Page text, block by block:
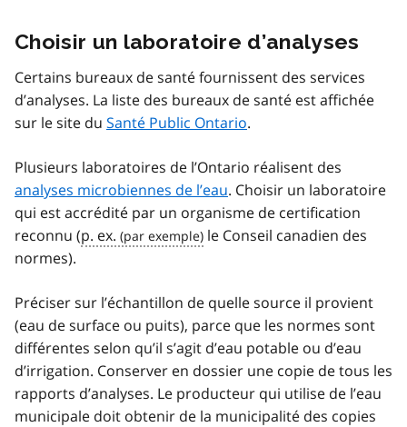
Choisir un laboratoire d’analyses
Certains bureaux de santé fournissent des services
d’analyses. La liste des bureaux de santé est affichée
sur le site du Santé Public Ontario.
Plusieurs laboratoires de l’Ontario réalisent des
analyses microbiennes de l’eau. Choisir un laboratoire
qui est accrédité par un organisme de certification
reconnu (p. ex.
le Conseil canadien des
normes).
Préciser sur l’échantillon de quelle source il provient
(eau de surface ou puits), parce que les normes sont
différentes selon qu’il s’agit d’eau potable ou d’eau
d’irrigation. Conserver en dossier une copie de tous les
rapports d’analyses. Le producteur qui utilise de l’eau
municipale doit obtenir de la municipalité des copies